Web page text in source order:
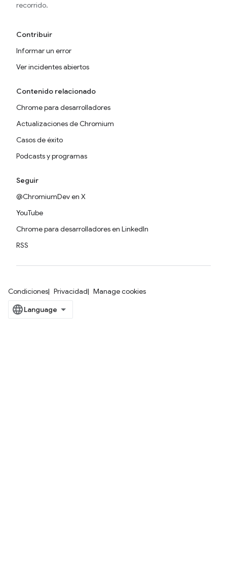
recorrido.
Contribuir
Informar un error
Ver incidentes abiertos
Contenido relacionado
Chrome para desarrolladores
Actualizaciones de Chromium
Casos de éxito
Podcasts y programas
Seguir
@ChromiumDev en X
YouTube
Chrome para desarrolladores en LinkedIn
RSS
Condiciones Privacidad Manage cookies